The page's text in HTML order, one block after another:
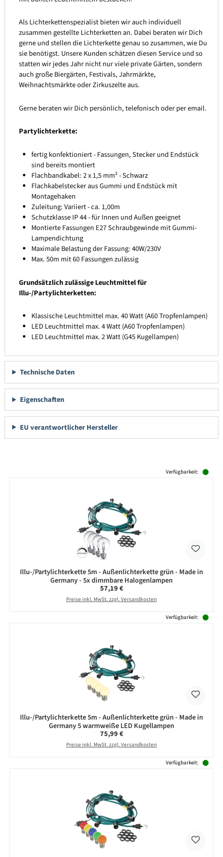
Als Lichterkettenspezialist bieten wir auch individuell
zusammen gestellte Lichterketten an. Dabei beraten wir Dich
gerne und stellen die Lichterkette genau so zusammen, wie Du
sie benötigst. Unsere Kunden schätzen diesen Service und so
statten wir jedes Jahr nicht nur viele private Gärten, sondern
auch große Biergärten, Festivals, Jahrmärkte,
Weihnachtsmärkte oder Zirkuszelte aus.
Gerne beraten wir Dich persönlich, telefonisch oder per email.
Partylichterkette:
fertig konfektioniert - Fassungen, Stecker und Endstück
sind bereits montiert
Flachbandkabel: 2 x 1,5 mm² - Schwarz
Flachkabelstecker aus Gummi und Endstück mit
Montagehaken
Zuleitung: Variiert - ca. 1,00m
Schutzklasse IP 44 - für Innen und Außen geeignet
Montierte Fassungen E27 Schraubgewinde mit Gummi-
Lampendichtung
Maximale Belastung der Fassung: 40W/230V
Max. 50m mit 60 Fassungen zulässig
Grundsätzlich zulässige Leuchtmittel für
Illu-/Partylichterketten:
Klassische Leuchtmittel max. 40 Watt (A60 Tropfenlampen)
LED Leuchtmittel max. 4 Watt (A60 Tropfenlampen)
LED Leuchtmittel max. 2 Watt (G45 Kugellampen)
Technische Daten
Eigenschaften
EU verantwortlicher Hersteller
Verfügbarkeit:
Illu-/Partylichterkette 5m - Außenlichterkette grün - Made in
Germany - 5x dimmbare Halogenlampen
Regulärer Preis:
57,19 €
Preise inkl. MwSt. zzgl. Versandkosten
Verfügbarkeit:
Illu-/Partylichterkette 5m - Außenlichterkette grün - Made in
Germany 5 warmweiße LED Kugellampen
Regulärer Preis:
75,99 €
Preise inkl. MwSt. zzgl. Versandkosten
Verfügbarkeit: